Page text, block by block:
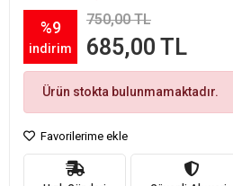
%9
indirim
750,00 TL
685,00 TL
Ürün stokta bulunmamaktadır.
Favorilerime ekle